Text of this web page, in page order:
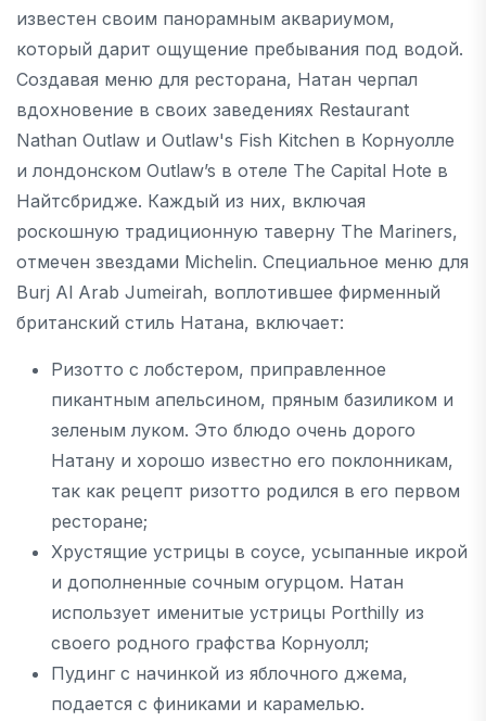
известен своим панорамным аквариумом,
который дарит ощущение пребывания под водой.
Создавая меню для ресторана, Натан черпал
вдохновение в своих заведениях Restaurant
Nathan Outlaw и Outlaw's Fish Kitchen в Корнуолле
и лондонском Outlaw’s в отеле The Capital Hote в
Найтсбридже. Каждый из них, включая
роскошную традиционную таверну The Mariners,
отмечен звездами Michelin. Специальное меню для
Burj Al Arab Jumeirah, воплотившее фирменный
британский стиль Натана, включает:
Ризотто с лобстером, приправленное
пикантным апельсином, пряным базиликом и
зеленым луком. Это блюдо очень дорого
Натану и хорошо известно его поклонникам,
так как рецепт ризотто родился в его первом
ресторане;
Хрустящие устрицы в соусе, усыпанные икрой
и дополненные сочным огурцом. Натан
использует именитые устрицы Porthilly из
своего родного графства Корнуолл;
Пудинг с начинкой из яблочного джема,
подается с финиками и карамелью.